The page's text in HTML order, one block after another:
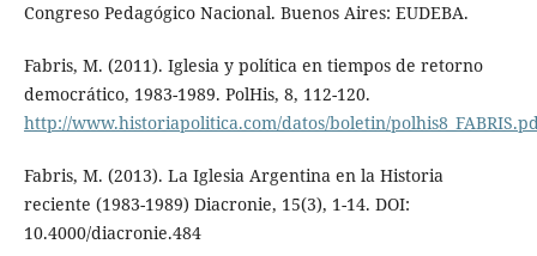
Congreso Pedagógico Nacional. Buenos Aires: EUDEBA.
Fabris, M. (2011). Iglesia y política en tiempos de retorno
democrático, 1983-1989. PolHis, 8, 112-120.
http://www.historiapolitica.com/datos/boletin/
Fabris, M. (2013). La Iglesia Argentina en la Historia
reciente (1983-1989) Diacronie, 15(3), 1-14. DOI:
10.4000/diacronie.484